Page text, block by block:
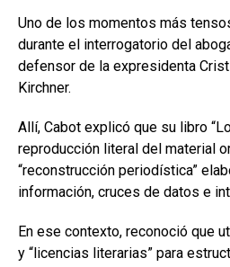
Uno de los momentos más
durante el interrogatorio del
defensor de la expresidenta
Kirchner.
Allí, Cabot explicó que su libro
reproducción literal del material
“reconstrucción periodística”
información, cruces de datos e
En ese contexto, reconoció que
y “licencias literarias” para